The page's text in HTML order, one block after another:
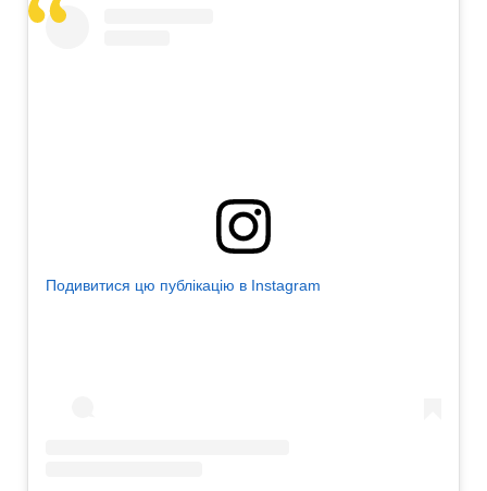
Подивитися цю публікацію в Instagram